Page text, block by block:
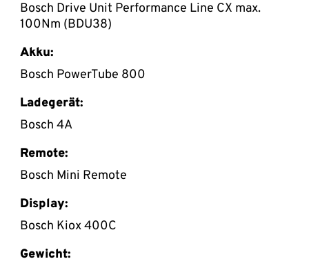
Bosch Drive Unit Performance Line CX max.
100Nm (BDU38)
Akku:
Bosch PowerTube 800
Ladegerät:
Bosch 4A
Remote:
Bosch Mini Remote
Display:
Bosch Kiox 400C
Gewicht: